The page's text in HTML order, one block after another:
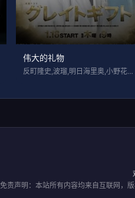
伟大的礼物
反町隆史,波瑠,明日海里奥,小野花梨,盛
免责声明：本站所有内容均来自互联网，